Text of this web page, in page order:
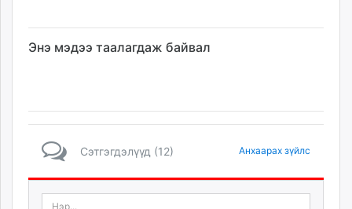
Энэ мэдээ таалагдаж байвал
Сэтгэгдэлүүд (12) Анхаарах зүйлс